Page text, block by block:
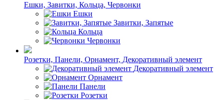
Ешки, Завитки, Кольца, Червонки
Ешки
Завитки, Запятые
Кольца
Червонки
Розетки, Панели, Орнамент, Декоративный элемент
Декоративный элемент
Орнамент
Панели
Розетки